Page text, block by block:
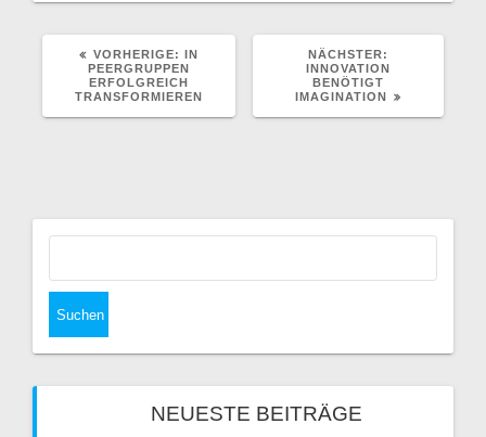
VORHERIGE: VORHERIGER
BEITRAG:
IN
PEERGRUPPEN
ERFOLGREICH
TRANSFORMIEREN
NÄCHSTER:
BEITRAG:
INNOVATION
BENÖTIGT
IMAGINATION
NEUESTE BEITRÄGE